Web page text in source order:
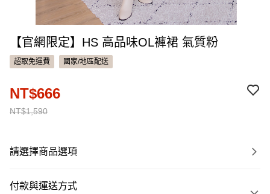
【官網限定】HS 高品味OL褲裙 氣質粉
超取免運費 國家/地區配送
NT$1,590
NT$666
請選擇商品選項
付款與運送方式